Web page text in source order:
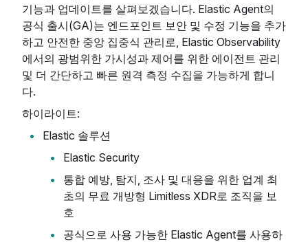
기능과 업데이트를 살펴보겠습니다. Elastic Agent의
공식 출시(GA)는 엔드포인트 보안 및 수정 기능을 추가
하고 안전한 중앙 집중식 관리로, Elastic Observability
에서의 광범위한 가시성과 제어를 위한 에이전트 관리
및 더 간단하고 빠른 원격 측정 수집을 가능하게 합니
다.
하이라이트:
Elastic 솔루션
Elastic Security
통합 예방, 탐지, 조사 및 대응을 위한 업계 최
초의 무료 개방형 Limitless XDR로 조직을 보
호
공식으로 사용 가능한 Elastic Agent를 사용하